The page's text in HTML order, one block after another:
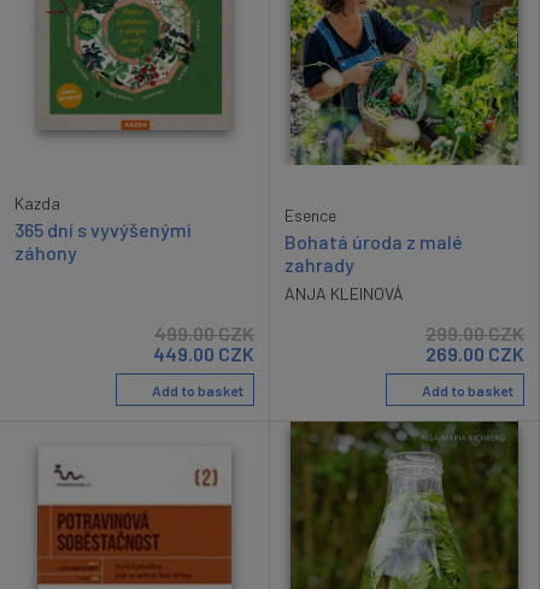
Kazda
365 dní s vyvýšenými
záhony
499.00CZK
449.00 CZK
Add to basket
Esence
Bohatá úroda z malé
zahrady
ANJA KLEINOVÁ
299.00CZK
269.00 CZK
Add to basket